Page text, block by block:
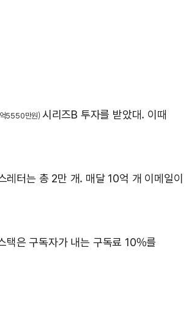
5550만원) 시리즈B 투자를 받았대. 이때
터는 총 2만 개. 매달 10억 개 이메일이
택은 구독자가 내는 구독료 10%를